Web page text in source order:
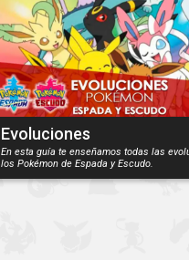
Evoluciones
En esta guía te enseñamos todas las
los Pokémon de Espada y Escudo.